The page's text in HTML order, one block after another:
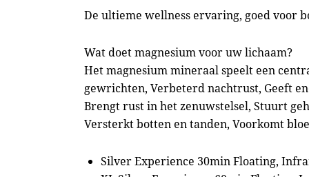
De ultieme wellness ervaring, goed voor
Wat doet magnesium voor uw lichaam?
Het magnesium mineraal speelt een
gewrichten, Verbeterd nachtrust, Geeft
Brengt rust in het zenuwstelsel, Stuurt
Versterkt botten en tanden, Voorkomt
Silver Experience 30min Floating,